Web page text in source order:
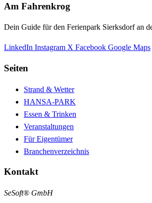
Am Fahrenkrog
Dein Guide für den Ferienpark Sierksdorf an
LinkedIn Instagram X Facebook Google Maps
Seiten
Strand & Wetter
HANSA-PARK
Essen & Trinken
Veranstaltungen
Für Eigentümer
Branchenverzeichnis
Kontakt
SeSoft® GmbH